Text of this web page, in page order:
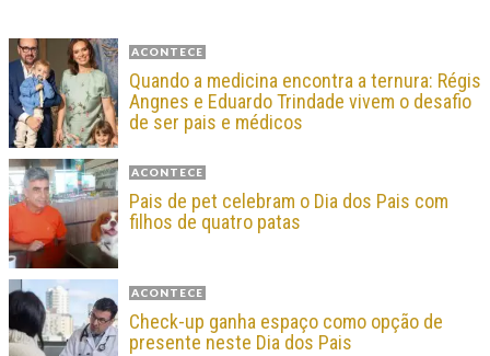
ACONTECE
Quando a medicina encontra a ternura: Régis
Angnes e Eduardo Trindade vivem o desafio
de ser pais e médicos
ACONTECE
Pais de pet celebram o Dia dos Pais com
filhos de quatro patas
ACONTECE
Check-up ganha espaço como opção de
presente neste Dia dos Pais